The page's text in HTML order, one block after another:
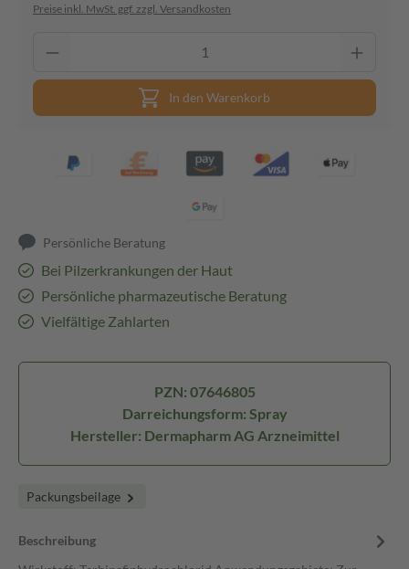
Preise inkl. MwSt. ggf. zzgl. Versandkosten
In den Warenkorb
Persönliche Beratung
Bei Pilzerkrankungen der Haut
Persönliche pharmazeutische Beratung
Vielfältige Zahlarten
PZN: 07646805
Darreichungsform: Spray
Hersteller: Dermapharm AG Arzneimittel
Packungsbeilage
Beschreibung